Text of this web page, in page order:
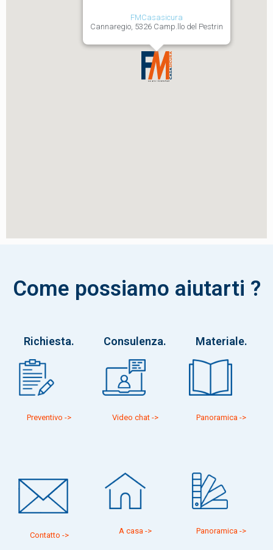
FMCasasicura
Cannaregio, 5326 Camp.llo del Pestrin
Come possiamo aiutarti ?
Richiesta.
Preventivo ->
Consulenza.
Video chat ->
Materiale.
Panoramica ->
Contatto ->
A casa -> Panoramica ->